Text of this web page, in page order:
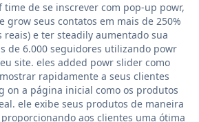
time de se inscrever com pop-up powr,
grow seus contatos em mais de 250%
reais) e ter steadily aumentado sua
de 6.000 seguidores utilizando powr
site. eles added powr slider como
rapidamente a seus clientes
on a página inicial como os produtos
ele exibe seus produtos de maneira
aos clientes uma ótima